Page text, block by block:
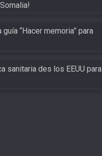
“Hacer memoria” para
sanitaria des los EEUU para